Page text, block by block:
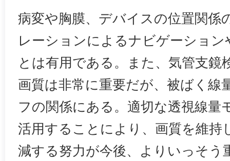
病変や胸膜、デバイスの位置関係
レーションによるナビゲーショ
とは有用である。また、気管支鏡
画質は非常に重要だが、被ばく線
フの関係にある。適切な透視線量
活用することにより、画質を維持
減する努力が今後、よりいっそう